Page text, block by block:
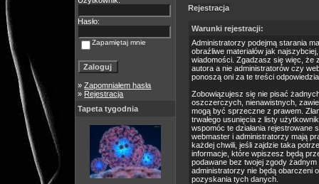
Hasło:
Zapamiętaj mnie
»Zapomniałem hasła
» Rejestracja
Tapeta tygodnia
Rejestracja
Warunki rejestracji:
Administratorzy podejmą starania
obraźliwe materiałów jak
wiadomości. Zgadzasz się więc, że
autora a nie administratorów czy
ponoszą oni za te treści
Zobowiązujesz się nie pisać
oszczerczych, nienawistnych,
mogą być sprzeczne z prawem.
trwałego usunięcia z listy
wspomóc te działania
webmaster i administratorzy mają
każdej chwili, jeśli zajdzie taka
informacje, które wpiszesz będą
podawane bez twojej zgody
administratorzy nie będą obarczeni
pozyskania tych danych.